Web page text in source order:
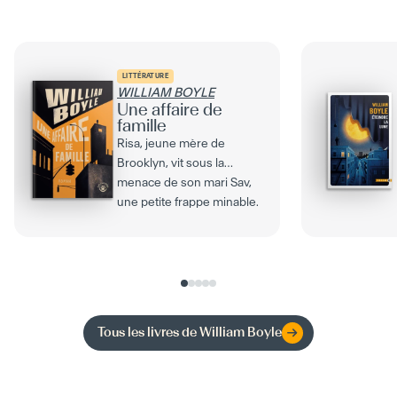
LITTÉRATURE
WILLIAM BOYLE
Une affaire de
famille
Risa, jeune mère de
Brooklyn, vit sous la
menace de son mari Sav,
une petite frappe minable.
Tous les livres deWilliam Boyle